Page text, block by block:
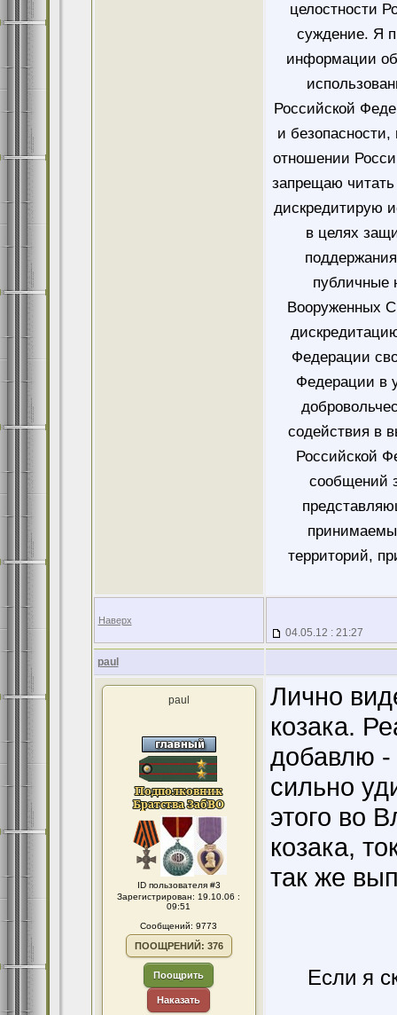
целостности
суждение. Я
информации
Российской
и безопасности,
отношении
запрещаю читать
дискредитирую
в целях
публичные
Вооруженных
Федерации
Федерации в
содействия в
Российской
сообщений
территорий,
Наверх
04.05.12 : 21:27
paul
paul
ID пользователя #3
Зарегистрирован: 19.10.06 :
09:51
Сообщений: 9773
ПООЩРЕНИЙ: 376
Поощрить
Наказать
Лично
козака.
добавлю -
сильно
этого во
козака,
так же
Если я